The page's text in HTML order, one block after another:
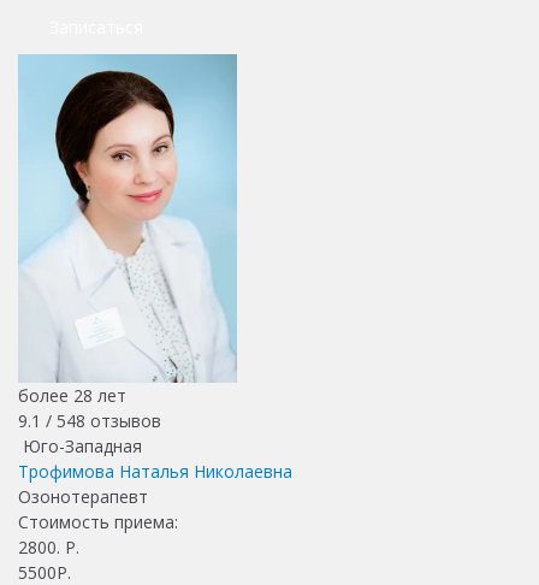
более 28 лет
9.1 / 548 отзывов
Юго-Западная
Трофимова Наталья Николаевна
Озонотерапевт
Стоимость приема:
2800. Р.
5500Р.